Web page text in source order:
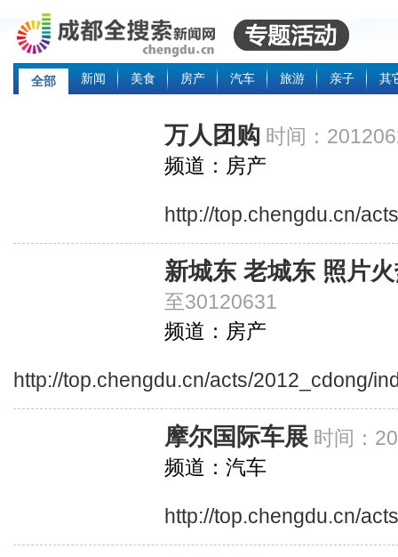
全部 新闻 美食 房产 汽车 旅游 亲子 其
万人团购 时间：
频道：房产
http://top.chengdu.cn/
新城东 老城东 照片
至30120631
频道：房产
http://top.chengdu.cn/acts/2012_cdong/
摩尔国际车展 时间：
频道：汽车
http://top.chengdu.cn/